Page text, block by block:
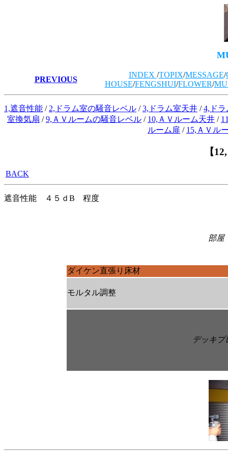
PREVIOUS
INDEX /TOPIX/MESSAGE/
HOUSE/FENGSHUI/FLOWER/
1,遮音性能 / 2,ドラム室の騒音レベル /3,ドラム室天井 /4,ド
室換気扇 /9,ＡＶルームの騒音レベル / 10,ＡＶルーム天井 /
ルーム扉 / 15,ＡＶル
【
BACK
遮音性能 ４５ｄB 程度
部屋
ダイケン直張り床材
モルタル調整
デッキプ